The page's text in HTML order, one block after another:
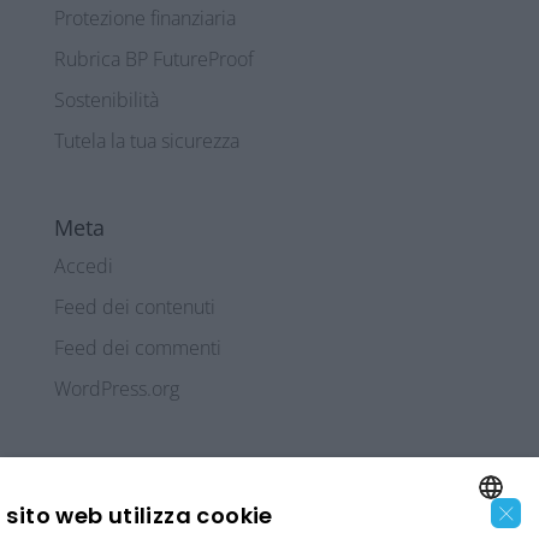
Protezione finanziaria
Rubrica BP FutureProof
Sostenibilità
Tutela la tua sicurezza
Meta
Accedi
Feed dei contenuti
Feed dei commenti
WordPress.org
×
sito web utilizza cookie